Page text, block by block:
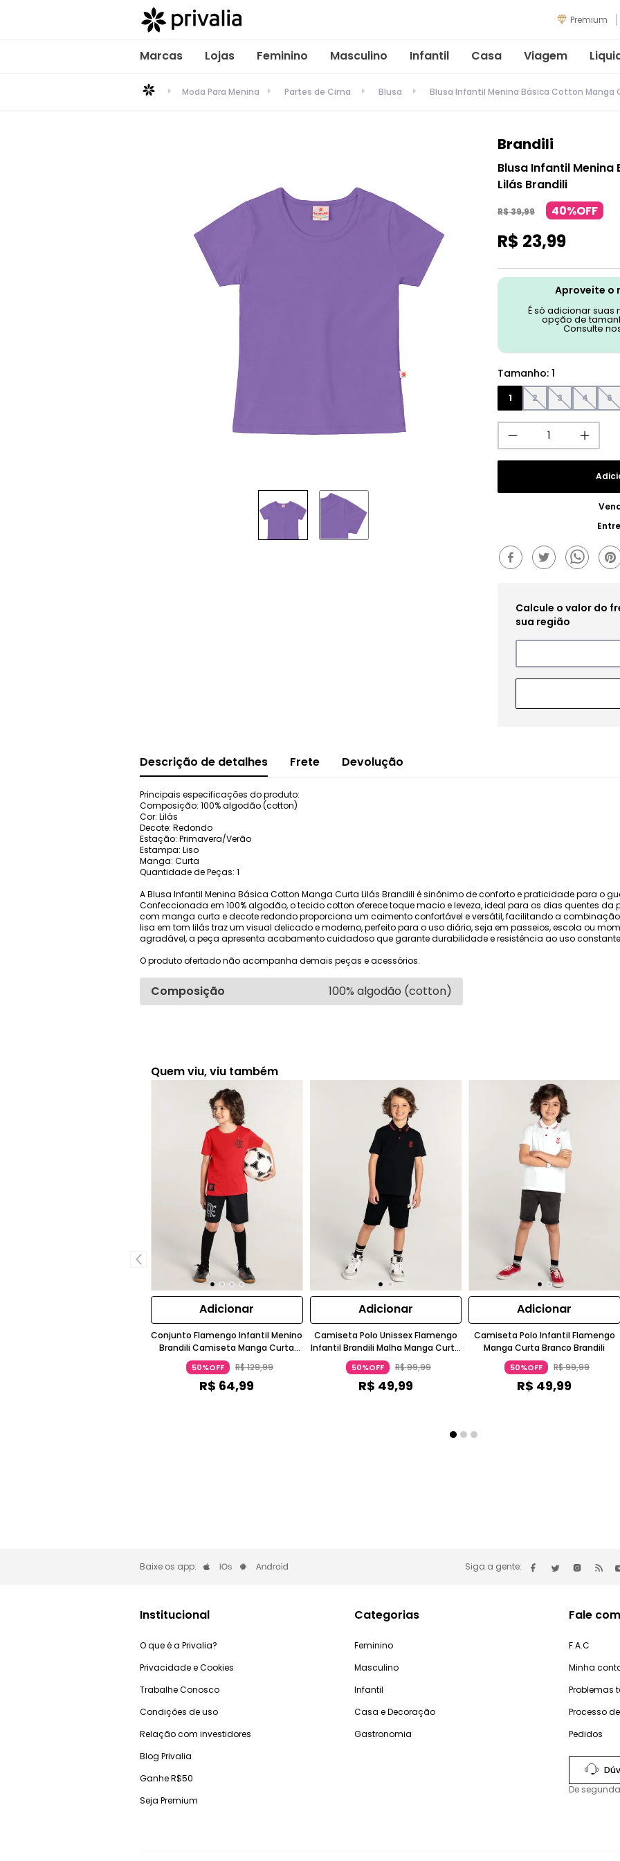
Premium
Marcas Lojas Feminino Masculino Infantil Casa Viagem
Moda Para Menina Partes de Cima Blusa Blusa Infantil Menina Básica Cotton Manga
Brandili
Blusa Infantil
Lilás Brandili
R$39,99 40%OFF
R$ 23,99
Aproveite o
É só adicionar
opção de
Consulte
Tamanho: 1
1 2 3 4 6
Descrição de detalhes Frete Devolução
Principais especificações do produto:
Composição: 100% algodão (cotton)
Cor: Lilás
Decote: Redondo
Estação: Primavera/Verão
Estampa: Liso
Manga: Curta
Quantidade de Peças: 1
A Blusa Infantil Menina Básica Cotton Manga Curta Lilás Brandili é sinônimo de conforto e praticidade para o
Confeccionada em 100% algodão, o tecido cotton oferece toque macio e leveza, ideal para os dias quentes da
com manga curta e decote redondo proporciona um caimento confortável e versátil, facilitando a
lisa em tom lilás traz um visual delicado e moderno, perfeito para o uso diário, seja em passeios, escola ou
agradável, a peça apresenta acabamento cuidadoso que garante durabilidade e resistência ao uso
O produto ofertado não acompanha demais peças e acessórios.
Composição 100% algodão (cotton)
Quem viu, viu também
Adicionar
Conjunto Flamengo Infantil Menino
Brandili Camiseta Manga Curta
Bermuda Preto
50%OFF R$129,99
R$ 64,99
Adicionar
Camiseta Polo Unissex Flamengo
Infantil Brandili Malha Manga Curta
Preto
50%OFF R$99,99
R$ 49,99
Adicionar
Camiseta Polo Infantil Flamengo
Manga Curta Branco Brandili
50%OFF R$99,99
R$ 49,99
Baixe os app: Siga a gente:
Institucional
O que é a Privalia?
Privacidade e Cookies
Trabalhe Conosco
Condições de uso
Relação com investidores
Blog Privalia
Ganhe R$50
Seja Premium
Categorias
Feminino
Masculino
Infantil
Casa e Decoração
Gastronomia
Fale
F.A.C
Minha
Problemas
Processo
Pedidos
De